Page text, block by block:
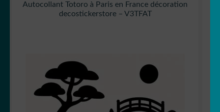
Autocollant Totoro à Paris en France décoration
decostickerstore – V3TFAT